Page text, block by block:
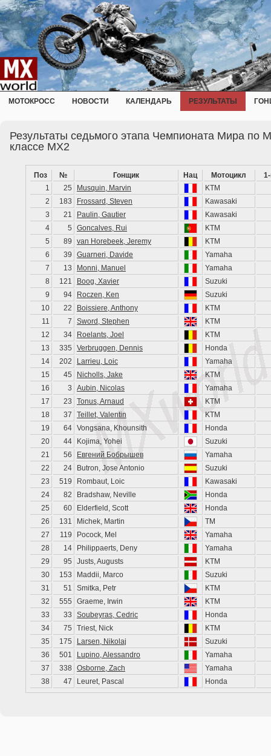
МОТОКРОСС НОВОСТИ КАЛЕНДАРЬ РЕЗУЛЬТАТЫ
Результаты седьмого этапа Чемпионата Мира по
классе MX2
Поз № Гонщик Нац Мотоцикл
1
25 Musquin, Marvin
KTM
2
183 Frossard, Steven
Kawasaki
3
21 Paulin, Gautier
Kawasaki
4
5 Goncalves, Rui
KTM
5
89 van Horebeek, Jeremy
KTM
6
39 Guarneri, Davide
Yamaha
7
13 Monni, Manuel
Yamaha
8
121 Boog, Xavier
Suzuki
9
94 Roczen, Ken
Suzuki
10
22 Boissiere, Anthony
KTM
11
7 Sword, Stephen
KTM
12
34 Roelants, Joel
KTM
13
335 Verbruggen, Dennis
Honda
14
202 Larrieu, Loic
Yamaha
15
45 Nicholls, Jake
KTM
16
3 Aubin, Nicolas
Yamaha
17
23 Tonus, Arnaud
KTM
18
37 Teillet, Valentin
KTM
19
64 Vongsana, Khounsith
Honda
20
44 Kojima, Yohei
Suzuki
21
56 Евгений Бобрышев
Yamaha
22
24 Butron, Jose Antonio
Suzuki
23
519 Rombaut, Loic
Kawasaki
24
82 Bradshaw, Neville
Honda
25
60 Elderfield, Scott
Honda
26
131 Michek, Martin
TM
27
119 Pocock, Mel
Yamaha
28
14 Philippaerts, Deny
Yamaha
29
95 Justs, Augusts
KTM
30
153 Maddii, Marco
Suzuki
31
51 Smitka, Petr
KTM
32
555 Graeme, Irwin
KTM
33
33 Soubeyras, Cedric
Honda
34
75 Triest, Nick
KTM
35
175 Larsen, Nikolaj
Suzuki
36
501 Lupino, Alessandro
Yamaha
37
338 Osborne, Zach
Yamaha
38
47 Leuret, Pascal Honda